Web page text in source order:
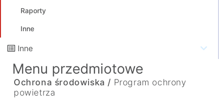
Raporty
Inne
Inne
Menu przedmiotowe
Ochrona środowiska / Program ochrony
powietrza